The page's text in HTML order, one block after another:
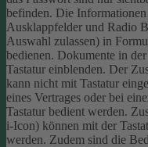
befinden. Die
Ausklappfelder und Radio
Auswahl zulassen) in
bedienen. Dokumente in
Tastatur einblenden. Der
kann nicht mit Tastatur
eines Vertrages oder bei
Tastatur bedient werden.
i-Icon) können mit der
werden. Zudem sind die